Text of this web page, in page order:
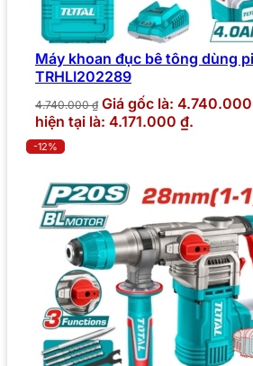
Máy khoan đục bê tông dùng
TRHLI202289
4.740.000₫ Giá gốc là:
hiện tại là: 4.171.000 ₫.
-12%